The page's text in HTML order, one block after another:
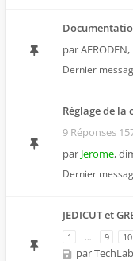
parAERODEN,
Dernier
Réglage de la
9 Réponses
par Jerome,
Dernier
JEDICUT et
1 … 9 10
par